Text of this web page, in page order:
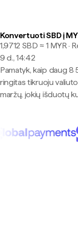
Konvertuoti SBD į
1,9712 SBD ≈ 1 MYR ·
9 d., 14:42
Pamatyk, kaip daug 8
ringitas tikruoju
maržų, jokių išduotų